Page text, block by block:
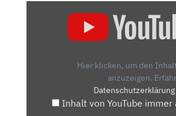
Hier klicken, um den
anzuzeigen.
Datenschutzerklärung
Inhalt von YouTube immer